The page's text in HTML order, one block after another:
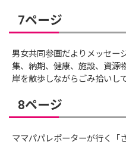
7ページ
男女共同参画だよりメッセー
集、納期、健康、施設、資源
岸を散歩しながらごみ拾いし
8ページ
ママパパレポーターが行く「